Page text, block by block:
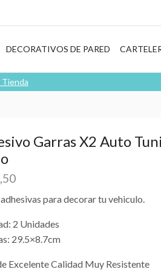
DECORATIVOS DE PARED
Tienda
Garras X2 Auto
para decorar tu vehiculo.
2 Unidades
29.5×8.7cm
Excelente Calidad Muy Resistente